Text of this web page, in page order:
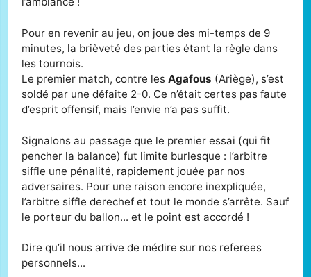
Pour en revenir au jeu, on joue des mi-temps de 9
minutes, la brièveté des parties étant la règle dans
les tournois.
Le premier match, contre lesAgafous (Ariège), s’est
soldé par une défaite 2-0. Ce n’était certes pas faute
d’esprit offensif, mais l’envie n’a pas suffit.
Signalons au passage que le premier essai (qui fit
pencher la balance) fut limite burlesque : l’arbitre
siffle une pénalité, rapidement jouée par nos
adversaires. Pour une raison encore inexpliquée,
l’arbitre siffle derechef et tout le monde s’arrête. Sauf
le porteur du ballon... et le point est accordé !
Dire qu’il nous arrive de médire sur nos referees
personnels...